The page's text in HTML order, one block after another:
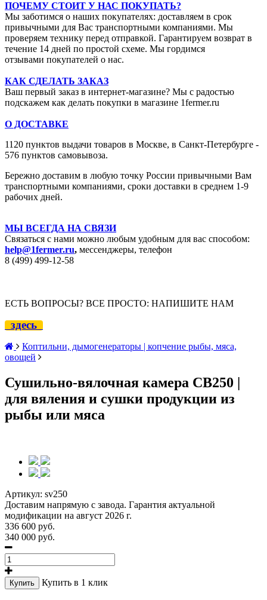
ПОЧЕМУ СТОИТ У НАС ПОКУПАТЬ?
Мы заботимся о наших покупателях: доставляем в срок
привычными для Вас транспортными компаниями. Мы
проверяем технику перед отправкой. Гарантируем возврат в
течение 14 дней по простой схеме. Мы гордимся
отзывами покупателей о нас.
КАК СДЕЛАТЬ ЗАКАЗ
Ваш первый заказ в интернет-магазине? Мы с радостью
подскажем как делать покупки в магазине 1fermer.ru
О ДОСТАВКЕ
1120 пунктов выдачи товаров в Москве, в Санкт-Петербурге -
576 пунктов самовывоза.
Бережно доставим в любую точку России привычными Вам
транспортными компаниями, сроки доставки в среднем 1-9
рабочих дней.
МЫ ВСЕГДА НА СВЯЗИ
Связаться с нами можно любым удобным для вас способом:
help@1fermer.ru, мессенджеры, телефон
8 (499) 499-12-58
ЕСТЬ ВОПРОСЫ? ВСЕ ПРОСТО: НАПИШИТЕ НАМ
здесь
Коптильни, дымогенераторы | копчение рыбы, мяса,
овощей
Сушильно-вялочная камера СВ250 |
для вяления и сушки продукции из
рыбы или мяса
Артикул: sv250
Доставим напрямую с завода. Гарантия актуальной
модификации на август 2026 г.
336 600 руб.
340 000 руб.
Купить Купить в 1 клик